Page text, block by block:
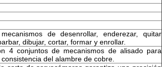
de desenrollar, enderezar, quitar
dibujar, cortar, formar y enrollar.
4 conjuntos de mecanismos de alisado para
del alambre de cobre.